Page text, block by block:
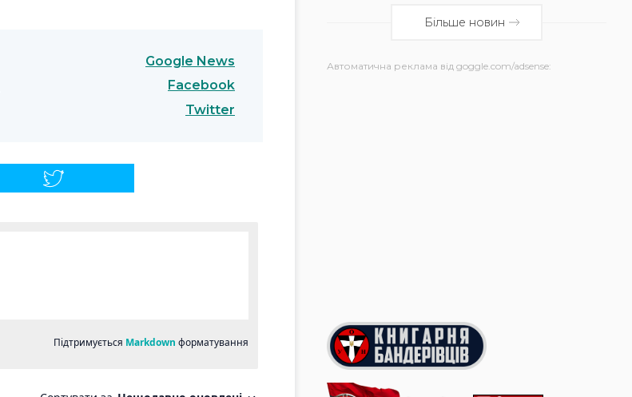
Google News
Facebook
Twitter
Більше новин
Автоматична реклама від goggle.com/adsense: